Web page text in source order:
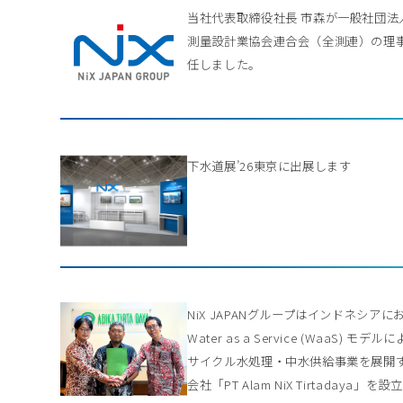
当社代表取締役社長 市森が一般社団法
測量設計業協会連合会（全測連）の理
任しました。
下水道展’26東京に出展します
NiX JAPANグループはインドネシアに
Water as a Service (WaaS) モデルに
サイクル水処理・中水供給事業を展開
会社「PT Alam NiX Tirtadaya」を設